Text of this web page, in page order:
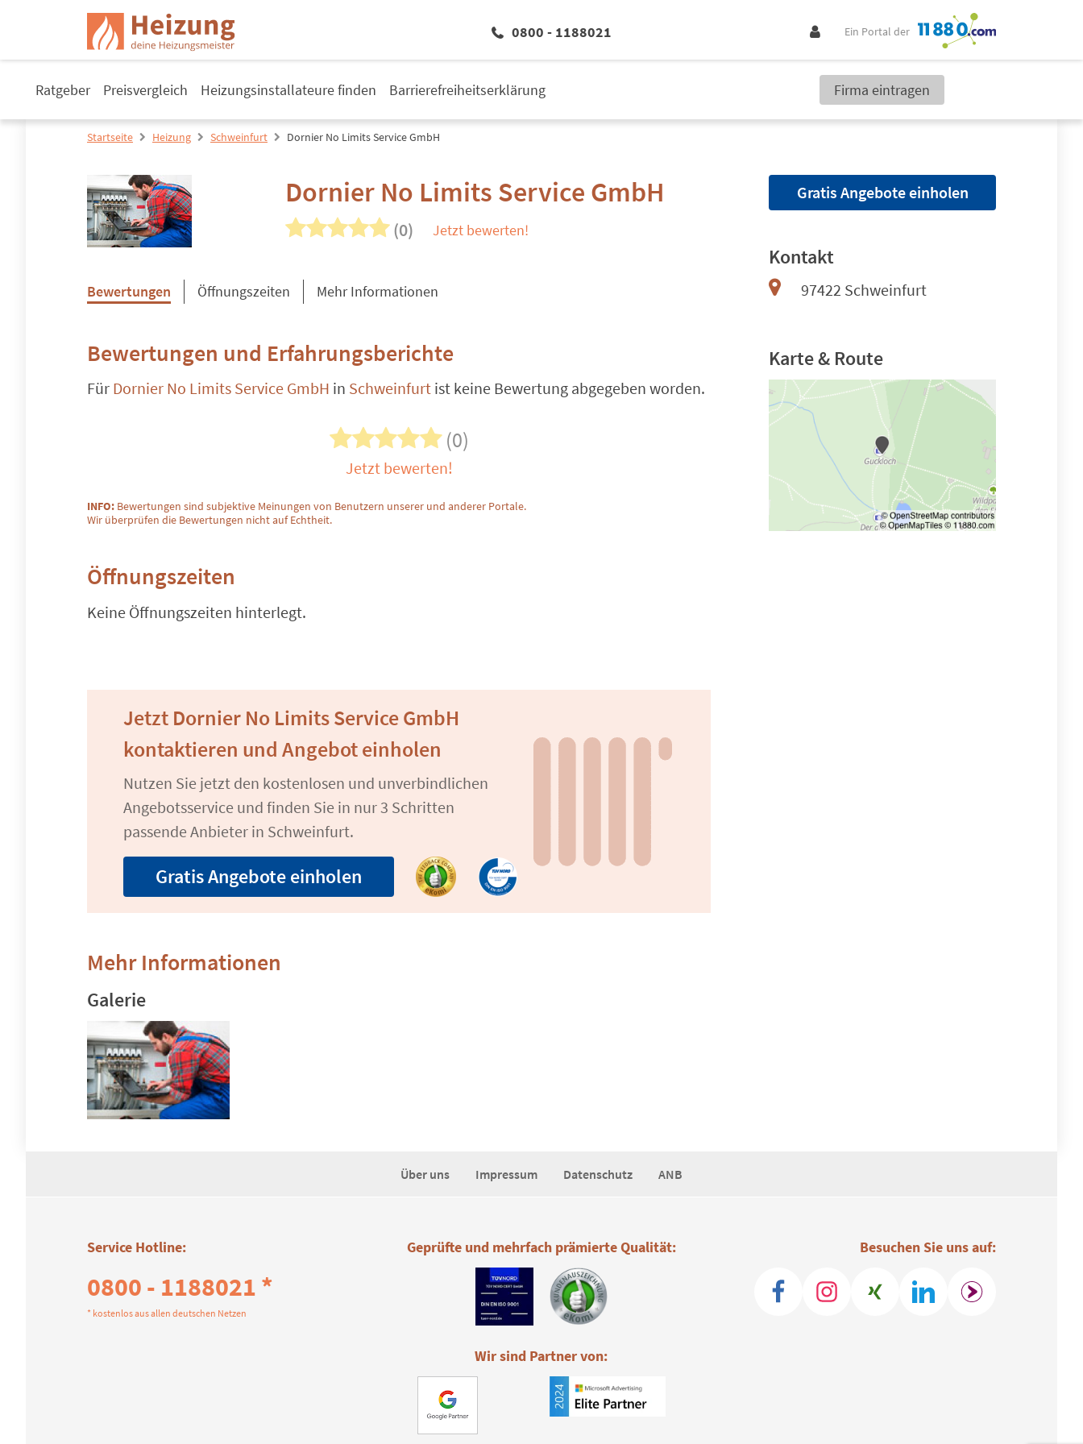
0800 - 1188021 Ein Portal der
Ratgeber Preisvergleich Heizungsinstallateure finden Barrierefreiheitserklärung Firma eintragen
Startseite Heizung Schweinfurt Dornier No Limits Service GmbH
Dornier No Limits Service GmbH
(0) Jetzt bewerten!
Bewertungen Öffnungszeiten Mehr Informationen
Bewertungen und Erfahrungsberichte
Für Dornier No Limits Service GmbH in Schweinfurt ist keine Bewertung abgegeben worden.
(0)
Jetzt bewerten!
INFO: Bewertungen sind subjektive Meinungen von Benutzern unserer und anderer Portale.
Wir überprüfen die Bewertungen nicht auf Echtheit.
Öffnungszeiten
Keine Öffnungszeiten hinterlegt.
Jetzt Dornier No Limits Service GmbH
kontaktieren und Angebot einholen
Nutzen Sie jetzt den kostenlosen und unverbindlichen
Angebotsservice und finden Sie in nur 3 Schritten
passende Anbieter in Schweinfurt.
Gratis Angebote einholen
Mehr Informationen
Galerie
Gratis Angebote einholen
Kontakt
97422 Schweinfurt
Karte & Route
Über uns Impressum Datenschutz ANB
Service Hotline:
0800 - 1188021 *
* kostenlos aus allen deutschen Netzen
Besuchen Sie uns auf:
Geprüfte und mehrfach prämierte Qualität:
Wir sind Partner von: